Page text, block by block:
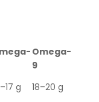
Omega-
9
g
18–20 g